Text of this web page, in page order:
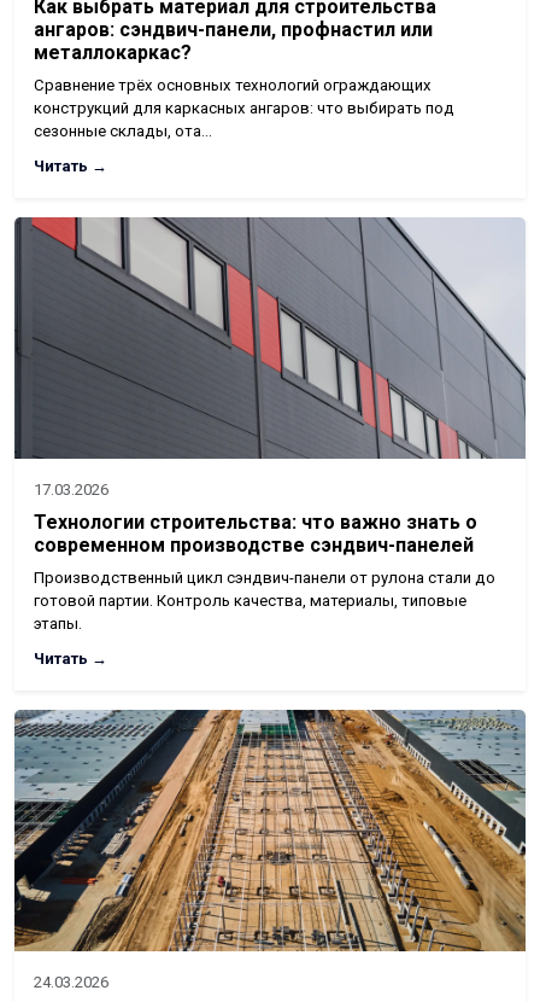
Как выбрать материал для строительства
ангаров: сэндвич-панели, профнастил или
металлокаркас?
Сравнение трёх основных технологий ограждающих
конструкций для каркасных ангаров: что выбирать под
сезонные склады, ота…
Читать →
17.03.2026
Технологии строительства: что важно знать о
современном производстве сэндвич-панелей
Производственный цикл сэндвич-панели от рулона стали до
готовой партии. Контроль качества, материалы, типовые
этапы.
Читать →
24.03.2026